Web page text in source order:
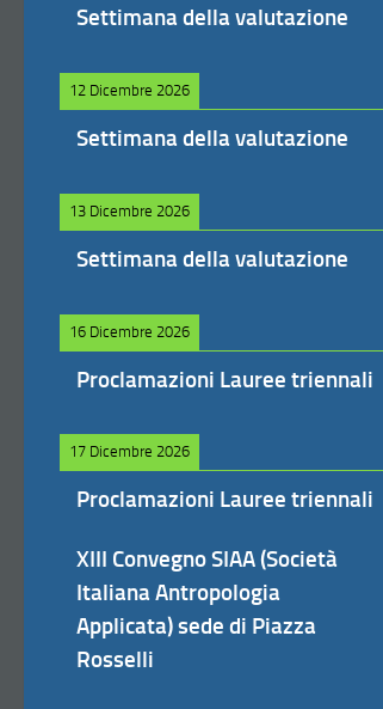
Settimana della valutazione
12 Dicembre 2026
Settimana della valutazione
13 Dicembre 2026
Settimana della valutazione
16 Dicembre 2026
Proclamazioni Lauree triennali
17 Dicembre 2026
Proclamazioni Lauree triennali
XIII Convegno SIAA (Società
Italiana Antropologia
Applicata) sede di Piazza
Rosselli